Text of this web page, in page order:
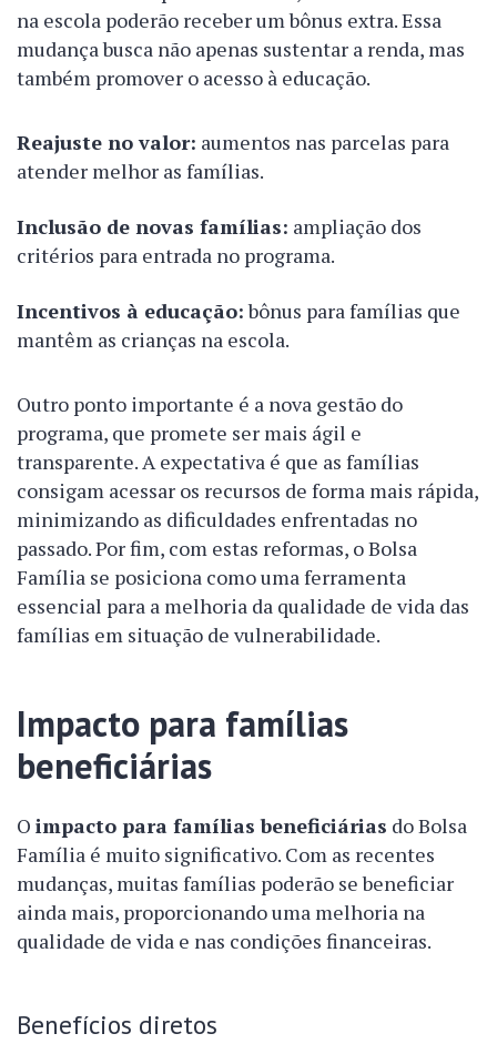
na escola poderão receber um bônus extra. Essa
mudança busca não apenas sustentar a renda, mas
também promover o acesso à educação.
Reajuste no valor: aumentos nas parcelas para
atender melhor as famílias.
Inclusão de novas famílias: ampliação dos
critérios para entrada no programa.
Incentivos à educação:bônus para famílias que
mantêm as crianças na escola.
Outro ponto importante é a nova gestão do
programa, que promete ser mais ágil e
transparente. A expectativa é que as famílias
consigam acessar os recursos de forma mais rápida,
minimizando as dificuldades enfrentadas no
passado. Por fim, com estas reformas, o Bolsa
Família se posiciona como uma ferramenta
essencial para a melhoria da qualidade de vida das
famílias em situação de vulnerabilidade.
Impacto para famílias
beneficiárias
O impacto para famílias beneficiárias do Bolsa
Família é muito significativo. Com as recentes
mudanças, muitas famílias poderão se beneficiar
ainda mais, proporcionando uma melhoria na
qualidade de vida e nas condições financeiras.
Benefícios diretos